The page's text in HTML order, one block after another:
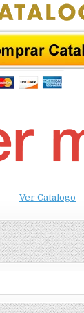
Ver Catalogo